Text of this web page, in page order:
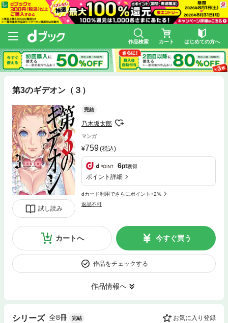
作品検索 カート はじめての方へ
第3のギデオン（３）
試し読み
完結
乃木坂太郎
マンガ
759(税込)
6pt獲得
ポイント詳細
dカード利用でさらにポイント+2%
返品不可
カートへ 今すぐ買う
作品をチェックする
作品情報へ
シリーズ 全8冊 完結 お気に入り登録